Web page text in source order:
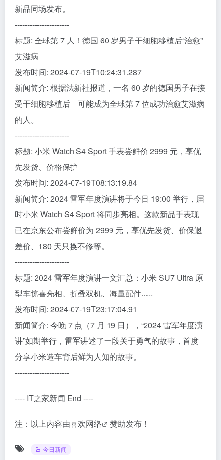
新品同场发布。
----------------------
标题: 全球第 7 人！德国 60 岁男子干细胞移植后“治愈”
艾滋病
发布时间: 2024-07-19T10:24:31.287
新闻简介: 根据法新社报道，一名 60 岁的德国男子在接
受干细胞移植后，可能成为全球第 7 位成功治愈艾滋病
的人。
----------------------
标题: 小米 Watch S4 Sport 手表尝鲜价 2999 元，享优
先发货、价格保护
发布时间: 2024-07-19T08:13:19.84
新闻简介: 2024 雷军年度演讲将于今日 19:00 举行，届
时小米 Watch S4 Sport 将同步亮相。这款新品手表现
已在京东公布尝鲜价为 2999 元，享优先发货、价保退
差价、180 天只换不修等。
----------------------
标题: 2024 雷军年度演讲一文汇总：小米 SU7 Ultra 原
型车惊喜亮相、折叠双机、海量配件......
发布时间: 2024-07-19T23:17:04.91
新闻简介: 今晚 7 点（7 月 19 日），“2024 雷军年度演
讲”如期举行，雷军讲述了一段关于勇气的故事，首度
分享小米造车背后鲜为人知的故事。
----------------------
---- IT之家新闻 End ----
注：以上内容由喜欢网络 赞助发布！
今日新闻